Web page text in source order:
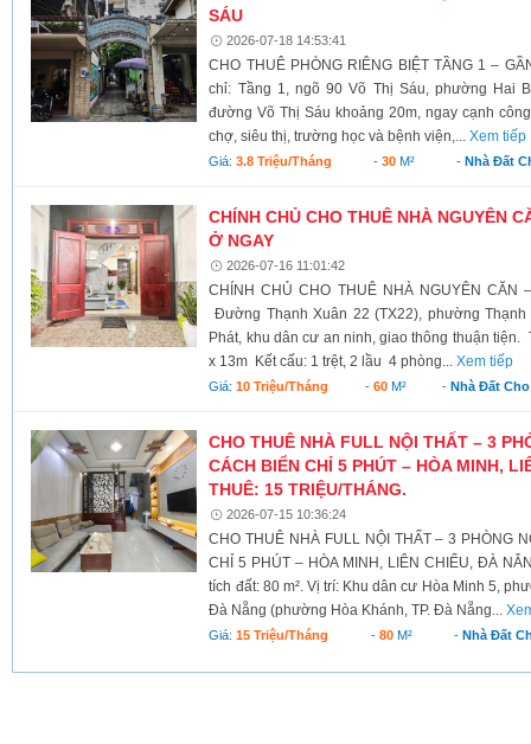
SÁU
2026-07-18 14:53:41
CHO THUÊ PHÒNG RIÊNG BIỆT TẦNG 1 –
chỉ: Tầng 1, ngõ 90 Võ Thị Sáu, phường Hai
đường Võ Thị Sáu khoảng 20m, ngay cạnh
chợ, siêu thị, trường học và bệnh viện,...Xem tiếp
Giá:3.8 Triệu/tháng -30 M² - Nhà Đất
CHÍNH CHỦ CHO THUÊ NHÀ NGUYÊN
Ở NGAY
2026-07-16 11:01:42
CHÍNH CHỦ CHO THUÊ NHÀ NGUYÊN CĂN
Đường Thạnh Xuân 22 (TX22), phường Thạnh
Phát, khu dân cư an ninh, giao thông thuận
x 13m Kết cấu: 1 trệt, 2 lầu 4 phòng...Xem tiếp
Giá:10 Triệu/tháng - 60M² -Nhà Đất
CHO THUÊ NHÀ FULL NỘI THẤT – 3
CÁCH BIỂN CHỈ 5 PHÚT – HÒA MINH,
THUÊ: 15 TRIỆU/THÁNG.
2026-07-15 10:36:24
CHO THUÊ NHÀ FULL NỘI THẤT – 3 PHÒNG
CHỈ 5 PHÚT – HÒA MINH, LIÊN CHIỂU, ĐÀ
tích đất: 80 m². Vị trí: Khu dân cư Hòa Minh 5,
Đà Nẵng (phường Hòa Khánh, TP. Đà Nẵng...
Giá:15 Triệu/tháng - 80M² - Nhà Đất